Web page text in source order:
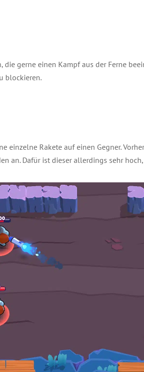
gerne einen Kampf aus der Ferne
blockieren.
einzelne Rakete auf einen Gegner.
an. Dafür ist dieser allerdings sehr